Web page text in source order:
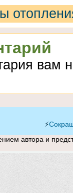
вам
⚡
автора и